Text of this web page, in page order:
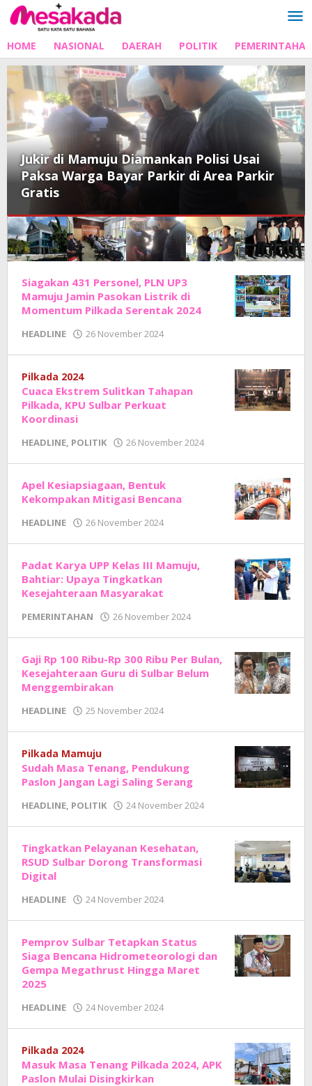
Lewati
ke
HOME NASIONAL DAERAH POLITIK
Jukir di Mamuju Diamankan Polisi Usai
Paksa Warga Bayar Parkir di Area Parkir
Gratis
MESAKADA.COM
Siagakan 431 Personel, PLN UP3
Mamuju Jamin Pasokan Listrik di
Momentum Pilkada Serentak 2024
HEADLINE 26 November 2024
Junaedi
Pilkada 2024
Cuaca Ekstrem Sulitkan Tahapan
Pilkada, KPU Sulbar Perkuat
Koordinasi
HEADLINE, POLITIK 26 November 2024
Junaedi
Sholat
Apel Kesiapsiagaan, Bentuk
Kekompakan Mitigasi Bencana
HEADLINE 26 November 2024
Junaedi
Sholat
Padat Karya UPP Kelas III Mamuju,
Bahtiar: Upaya Tingkatkan
Kesejahteraan Masyarakat
PEMERINTAHAN 26 November 2024
Junaedi
Sholat
Gaji Rp 100 Ribu-Rp 300 Ribu Per Bulan,
Kesejahteraan Guru di Sulbar Belum
Menggembirakan
HEADLINE 25 November 2024
Junaedi
Pilkada Mamuju
Sudah Masa Tenang, Pendukung
Paslon Jangan Lagi Saling Serang
HEADLINE, POLITIK 24 November 2024
Junaedi
Sholat
Tingkatkan Pelayanan Kesehatan,
RSUD Sulbar Dorong Transformasi
Digital
HEADLINE 24 November 2024
Junaedi
Sholat
Pemprov Sulbar Tetapkan Status
Siaga Bencana Hidrometeorologi dan
Gempa Megathrust Hingga Maret
2025
HEADLINE 24 November 2024
Junaedi
Pilkada 2024
Masuk Masa Tenang Pilkada 2024, APK
Paslon Mulai Disingkirkan